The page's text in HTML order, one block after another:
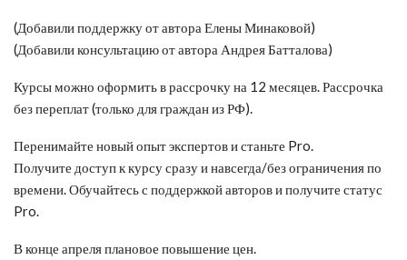
(Добавили поддержку от автора Елены Минаковой)
(Добавили консультацию от автора Андрея Батталова)
Курсы можно оформить в рассрочку на 12 месяцев. Рассрочка
без переплат (только для граждан из РФ).
Перенимайте новый опыт экспертов и станьте Pro.
Получите доступ к курсу сразу и навсегда/без ограничения по
времени. Обучайтесь с поддержкой авторов и получите статус
Pro.
В конце апреля плановое повышение цен.